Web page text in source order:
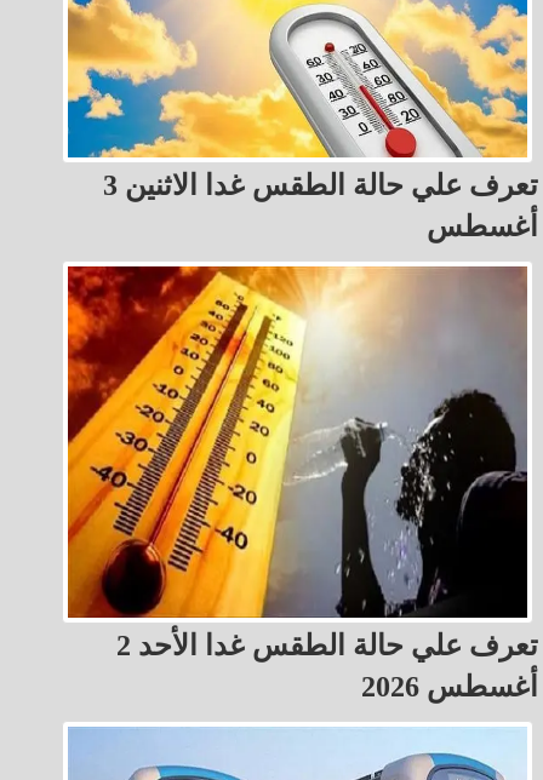
تعرف علي حالة الطقس غدا الاثنين 3
أغسطس
تعرف علي حالة الطقس غدا الأحد 2
أغسطس 2026